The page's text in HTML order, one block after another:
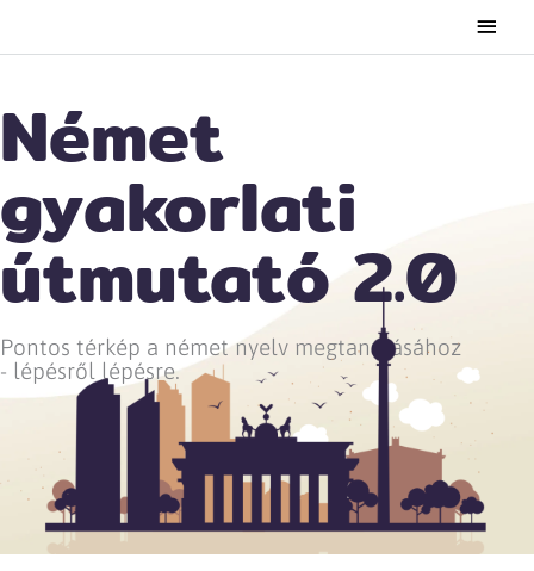
Main
Menu
Német
gyakorlati
útmutató 2.0
Pontos térkép a német nyelv megtanulásához
- lépésről lépésre.